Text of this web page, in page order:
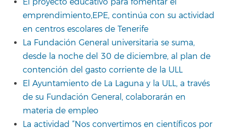
emprendimiento,EPE, continúa con su actividad
en centros escolares de Tenerife
La Fundación General universitaria se suma,
desde la noche del 30 de diciembre, al plan de
contención del gasto corriente de la ULL
El Ayuntamiento de La Laguna y la ULL, a través
de su Fundación General, colaborarán en
materia de empleo
La actividad “Nos convertimos en científicos por